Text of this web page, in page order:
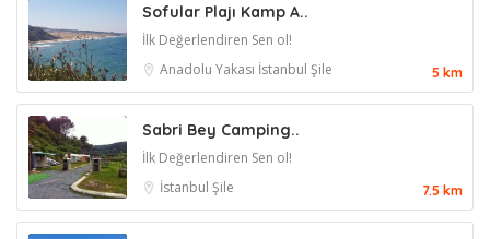
Sofular Plajı Kamp A..
İlk Değerlendiren Sen ol!
Anadolu Yakası İstanbul Şile 5 km
Sabri Bey Camping..
İlk Değerlendiren Sen ol!
İstanbul Şile 7.5 km